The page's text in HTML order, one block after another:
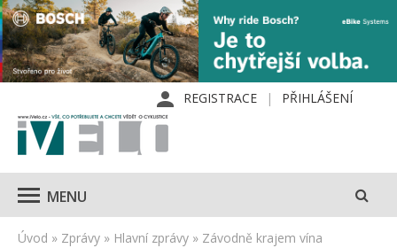
REGISTRACE PŘIHLÁŠENÍ
MENU
Úvod » Zprávy » Hlavní zprávy » Závodně krajem vína